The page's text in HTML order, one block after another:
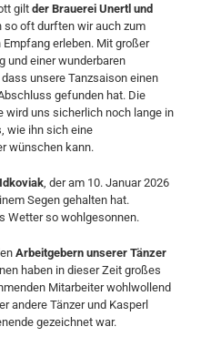
gilt der Brauerei Unertl und
so oft durften wir auch zum
erleben. Mit großer
und einer wunderbaren
unsere Tanzsaison einen
gefunden hat. Die
wird uns sicherlich noch lange in
wie ihn sich eine
wünschen kann.
, der am 10. Januar 2026
Segen gehalten hat.
Wetter so wohlgesonnen.
Arbeitgebern unserer Tänzer
haben in dieser Zeit großes
Mitarbeiter wohlwollend
andere Tänzer und Kasperl
gezeichnet war.